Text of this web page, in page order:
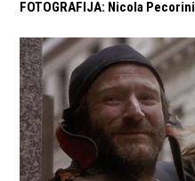
FOTOGRAFIJA: Nicola Pecorini